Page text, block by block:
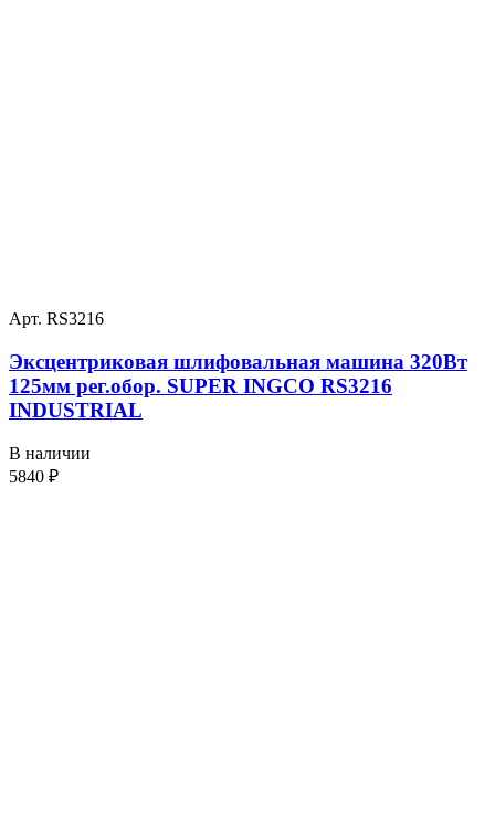
Арт. RS3216
Эксцентриковая шлифовальная машина 320Вт
125мм рег.обор. SUPER INGCO RS3216
INDUSTRIAL
В наличии
5840 ₽